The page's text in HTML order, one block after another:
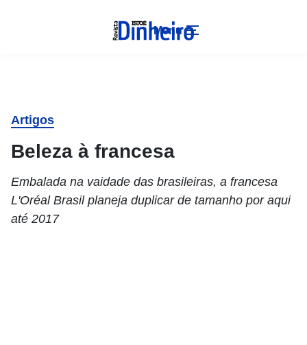
Menu
Artigos
Beleza à francesa
Embalada na vaidade das brasileiras, a francesa
L'Oréal Brasil planeja duplicar de tamanho por aqui
até 2017